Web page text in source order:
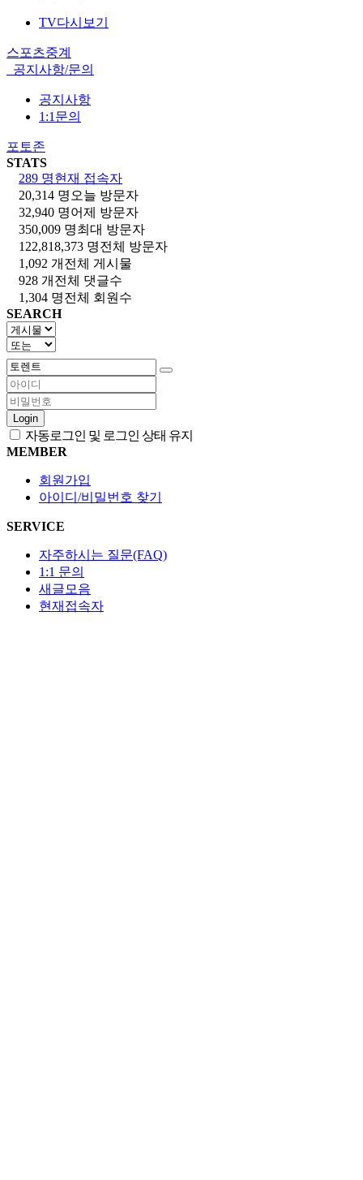
TV다시보기
스포츠중계
공지사항/문의
공지사항
1:1문의
포토존
STATS
289 명현재 접속자
20,314 명 오늘 방문자
32,940 명어제 방문자
350,009 명최대 방문자
122,818,373 명전체 방문자
1,092 개 전체 게시물
928 개 전체 댓글수
1,304 명전체 회원수
SEARCH
Login
자동로그인 및 로그인 상태 유지
MEMBER
회원가입
아이디/비밀번호 찾기
SERVICE
자주하시는 질문(FAQ)
1:1 문의
새글모음
현재접속자